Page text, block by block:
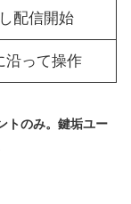
配信開始
沿って操作
トのみ。鍵垢ユー